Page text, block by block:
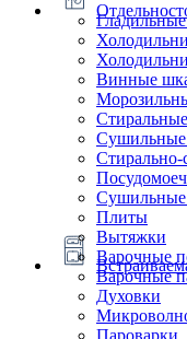
Винные
Плиты
Вытяжки
Варочные
Варочные
Духовки
Пароварки